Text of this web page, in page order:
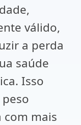
válido,
a perda
saúde
Isso
com mais